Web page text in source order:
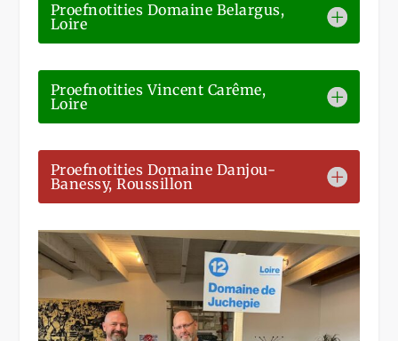
Proefnotities Domaine Belargus,
Loire
Proefnotities Vincent Carême,
Loire
Proefnotities Domaine Danjou-
Banessy, Roussillon